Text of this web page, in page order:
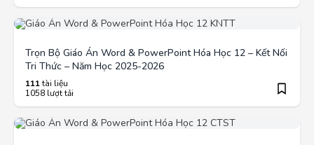
Trọn Bộ Giáo Án Word & PowerPoint Hóa Học 12 – Kết Nối
Tri Thức – Năm Học 2025-2026
111tài liệu
1058 lượt tải